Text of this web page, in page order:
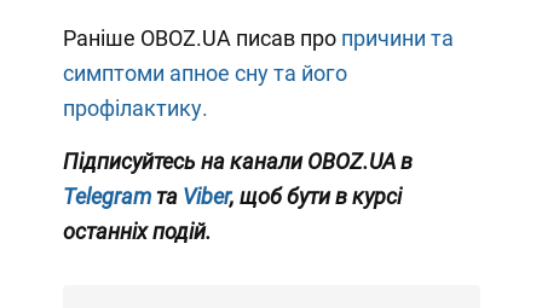
Раніше OBOZ.UA писав про причини та
симптоми апное сну та його
профілактику.
Підписуйтесь на канали OBOZ.UA в
Telegram та Viber, щоб бути в курсі
останніх подій.